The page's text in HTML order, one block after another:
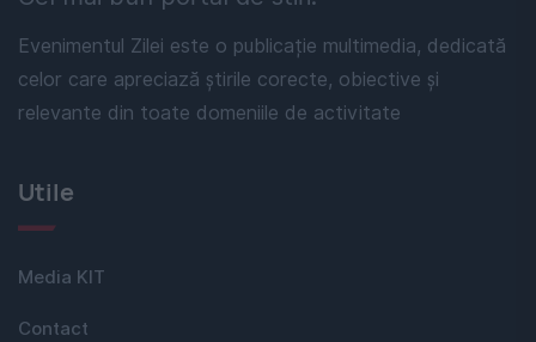
Evenimentul Zilei este o publicație multimedia, dedicată
celor care apreciază știrile corecte, obiective și
relevante din toate domeniile de activitate
Utile
Media KIT
Contact